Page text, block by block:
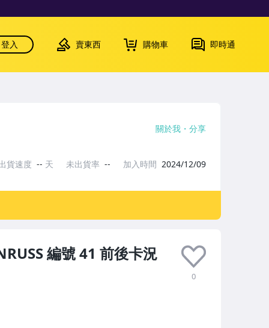
登入 賣東西 購物車 即時通
編號 41 前後卡況
0
關於我 分享
貨速度 -- 天 未出貨率 -- 加入時間 2024/12/09